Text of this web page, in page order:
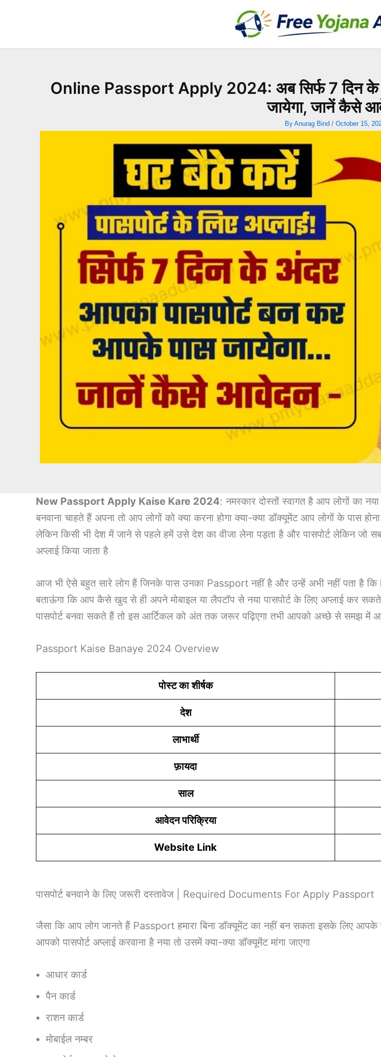
Online Passport Apply 2024: अब सिर्फ 7 दिन के
जायेगा, जानें कैसे
By Anurag Bind / October 15,
New Passport Apply Kaise Kare 2024: नमस्कार दोस्तों स्वागत है आप लोगों का
बनवाना चाहते हैं अपना तो आप लोगों को क्या करना होगा क्या-क्या डॉक्यूमेंट आप लोगों के पास
लेकिन किसी भी देश में जाने से पहले हमें उसे देश का वीजा लेना पड़ता है और पासपोर्ट लेकिन जो
अप्लाई किया जाता है
आज भी ऐसे बहुत सारे लोग हैं जिनके पास उनका Passport नहीं है और उन्हें अभी नहीं पता है कि
बताऊंगा कि आप कैसे खुद से ही अपने मोबाइल या लैपटॉप से नया पासपोर्ट के लिए अप्लाई कर
पासपोर्ट बनवा सकते हैं तो इस आर्टिकल को अंत तक जरूर पढ़िएगा तभी आपको अच्छे से समझ में
Passport Kaise Banaye 2024 Overview
पोस्ट का शीर्षक
देश
लाभार्थी
फ़ायदा
साल
आवेदन परिक्रिया
Website Link
पासपोर्ट बनवाने के लिए जरूरी दस्तावेज | Required Documents For Apply Passport
जैसा कि आप लोग जानते हैं Passport हमारा बिना डॉक्यूमेंट का नहीं बन सकता इसके लिए आपके
आपको पासपोर्ट अप्लाई करवाना है नया तो उसमें क्या-क्या डॉक्यूमेंट मांगा जाएगा
आधार कार्ड
पैन कार्ड
राशन कार्ड
मोबाईल नम्बर